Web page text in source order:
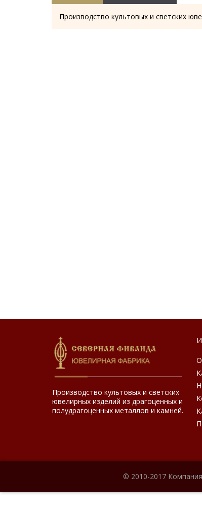
Производство культовых и светских
Производство культовых и светских
ювелирных изделий из драгоценных и
полудрагоценных металлов и камней.
© 2010-2017